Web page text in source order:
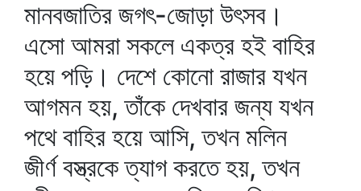
মানবজাতির জগৎ-জোড়া উৎসব।
এসো আমরা সকলে একত্র হই বাহির
হয়ে পড়ি। দেশে কোনো রাজার যখন
আগমন হয়, তাঁকে দেখবার জন্য যখন
পথে বাহির হয়ে আসি, তখন মলিন
জীর্ণ বস্ত্রকে ত্যাগ করতে হয়, তখন